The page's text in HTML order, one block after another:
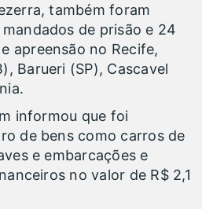
também foram
de prisão e 24
apreensão no Recife,
Barueri (SP), Cascavel
informou que foi
de bens como carros de
e embarcações e
no valor de R$ 2,1